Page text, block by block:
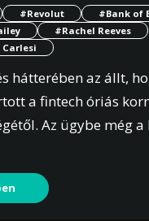
#Revolut
#Bank of
#Rachel Reeves
Carlesi
hátterében az állt,
a fintech óriás
Az ügybe még